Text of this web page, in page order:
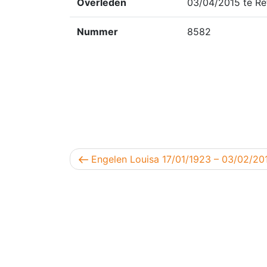
Overleden 03/04/2015 te
Nummer 8582
Berichtnavigatie
Vorig bericht
Engelen Louisa 17/01/1923 – 03/02/